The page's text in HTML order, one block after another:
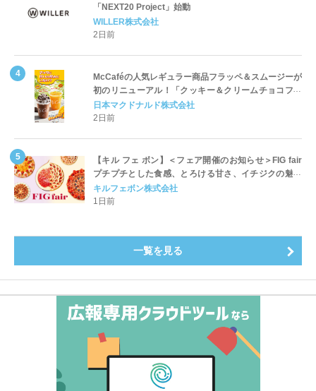
「NEXT20 Project」始動
WILLER株式会社
2日前
McCaféの人気レギュラー商品フラッペ＆スムージーが
初のリニューアル！「クッキー＆クリームチョコフラ
ッペ」「マンゴースムージー」8月5日（水）から販売
開始
日本マクドナルド株式会社
2日前
【キル フェ ボン】＜フェア開催のお知らせ＞FIG fair
プチプチとした食感、とろける甘さ、イチジクの魅力
をたっぷりと。新作を含め、イチジク尽くしの全4種が
登場8月20日（木）スタート
キルフェボン株式会社
1日前
一覧を見る